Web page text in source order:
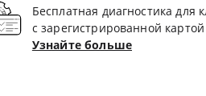
Бесплатная диагностика для
с зарегистрированной
Узнайте больше